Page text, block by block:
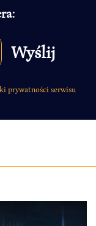
prywatności serwisu